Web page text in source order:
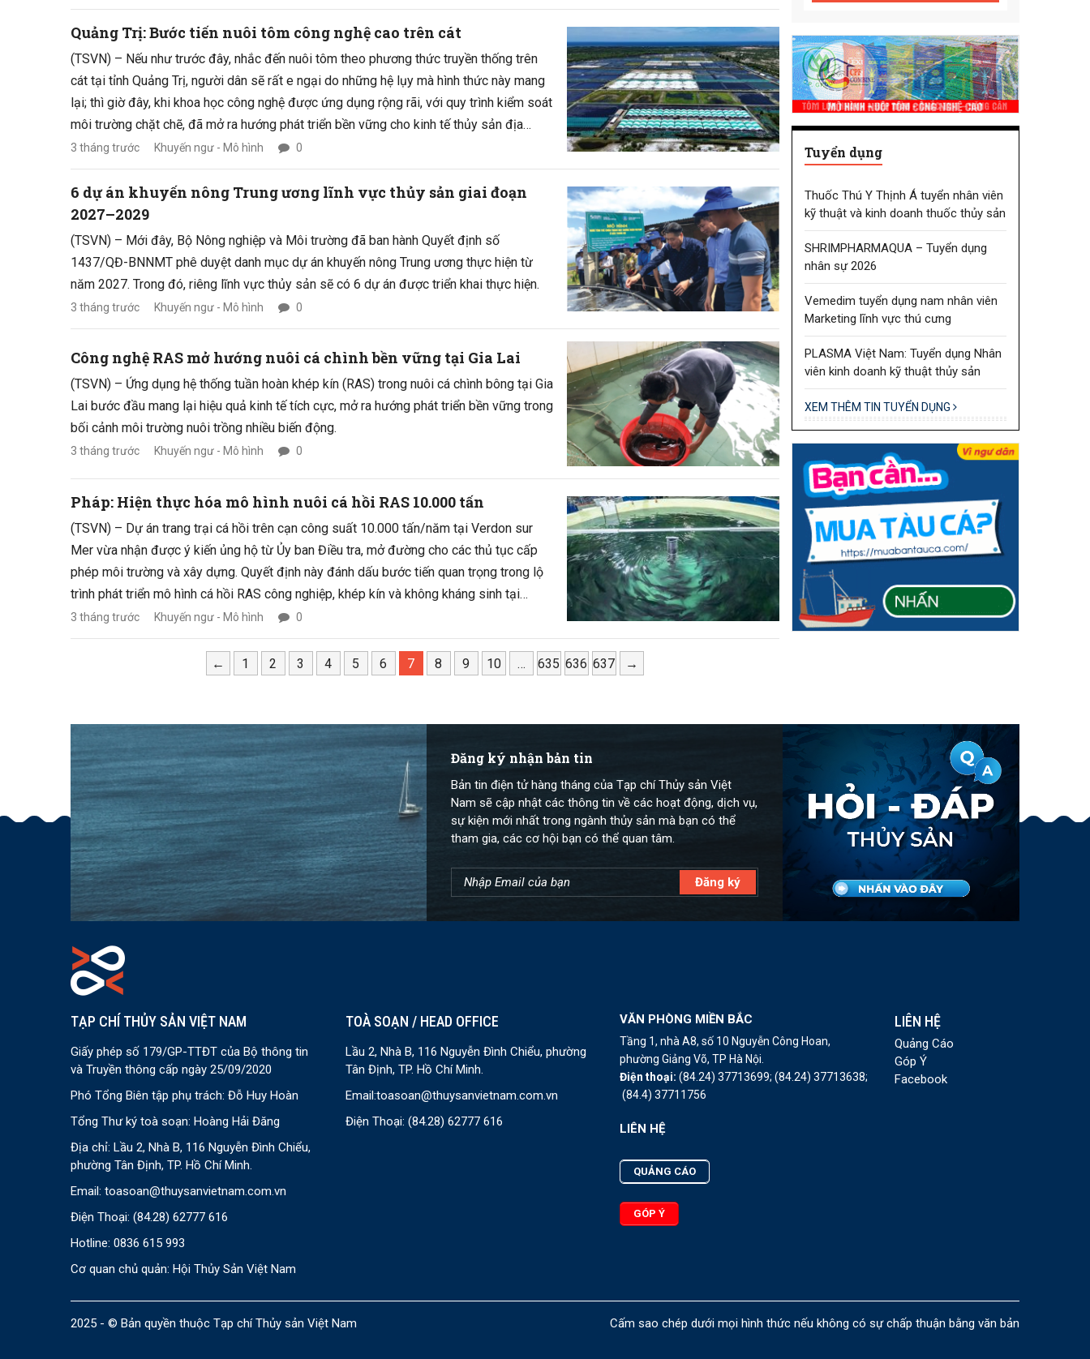
Quảng Trị: Bước tiến nuôi tôm công nghệ cao trên cát
(TSVN) – Nếu như trước đây, nhắc đến nuôi tôm theo phương thức truyền thống trên
cát tại tỉnh Quảng Trị, người dân sẽ rất e ngại do những hệ lụy mà hình thức này mang
lại; thì giờ đây, khi khoa học công nghệ được ứng dụng rộng rãi, với quy trình kiểm soát
môi trường chặt chẽ, đã mở ra hướng phát triển bền vững cho kinh tế thủy sản địa
phương.
3 tháng trước Khuyến ngư - Mô hình 0
6 dự án khuyến nông Trung ương lĩnh vực thủy sản giai đoạn
2027–2029
(TSVN) – Mới đây, Bộ Nông nghiệp và Môi trường đã ban hành Quyết định số
1437/QĐ-BNNMT phê duyệt danh mục dự án khuyến nông Trung ương thực hiện từ
năm 2027. Trong đó, riêng lĩnh vực thủy sản sẽ có 6 dự án được triển khai thực hiện.
3 tháng trước Khuyến ngư - Mô hình 0
Công nghệ RAS mở hướng nuôi cá chình bền vững tại Gia Lai
(TSVN) – Ứng dụng hệ thống tuần hoàn khép kín (RAS) trong nuôi cá chình bông tại Gia
Lai bước đầu mang lại hiệu quả kinh tế tích cực, mở ra hướng phát triển bền vững trong
bối cảnh môi trường nuôi trồng nhiều biến động.
3 tháng trước Khuyến ngư - Mô hình 0
Pháp: Hiện thực hóa mô hình nuôi cá hồi RAS 10.000 tấn
(TSVN) – Dự án trang trại cá hồi trên cạn công suất 10.000 tấn/năm tại Verdon sur
Mer vừa nhận được ý kiến ủng hộ từ Ủy ban Điều tra, mở đường cho các thủ tục cấp
phép môi trường và xây dựng. Quyết định này đánh dấu bước tiến quan trọng trong lộ
trình phát triển mô hình cá hồi RAS công nghiệp, khép kín và không kháng sinh tại
Pháp.
3 tháng trước Khuyến ngư - Mô hình 0
← 1 2 3 4 5 6 7 8 9 10 … 635 636 637 →
Tuyển dụng
Thuốc Thú Y Thịnh Á tuyển nhân viên
kỹ thuật và kinh doanh thuốc thủy sản
SHRIMPHARMAQUA – Tuyển dụng
nhân sự 2026
Vemedim tuyển dụng nam nhân viên
Marketing lĩnh vực thú cưng
PLASMA Việt Nam: Tuyển dụng Nhân
viên kinh doanh kỹ thuật thủy sản
XEM THÊM TIN TUYỂN DỤNG
Đăng ký nhận bản tin
Bản tin điện tử hàng tháng của Tạp chí Thủy sản Việt
Nam sẽ cập nhật các thông tin về các hoạt động, dịch vụ,
sự kiện mới nhất trong ngành thủy sản mà bạn có thể
tham gia, các cơ hội bạn có thể quan tâm.
TẠP CHÍ THỦY SẢN VIỆT NAM
Giấy phép số 179/GP-TTĐT của Bộ thông tin
và Truyền thông cấp ngày 25/09/2020
Phó Tổng Biên tập phụ trách: Đỗ Huy Hoàn
Tổng Thư ký toà soạn: Hoàng Hải Đăng
Địa chỉ: Lầu 2, Nhà B, 116 Nguyễn Đình Chiểu,
phường Tân Định, TP. Hồ Chí Minh.
Email: toasoan@thuysanvietnam.com.vn
Điện Thoại: (84.28) 62777 616
Hotline: 0836 615 993
Cơ quan chủ quản: Hội Thủy Sản Việt Nam
TOÀ SOẠN / HEAD OFFICE
Lầu 2, Nhà B, 116 Nguyễn Đình Chiểu, phường
Tân Định, TP. Hồ Chí Minh.
Email:toasoan@thuysanvietnam.com.vn
Điện Thoại: (84.28) 62777 616
VĂN PHÒNG MIỀN BẮC
Tầng 1, nhà A8, số 10 Nguyễn Công Hoan,
phường Giảng Võ, TP Hà Nội.
Điện thoại:(84.24) 37713699;(84.24) 37713638;
(84.4) 37711756
LIÊN HỆ
QUẢNG CÁO
GÓP Ý
LIÊN HỆ
Quảng Cáo
Góp Ý
Facebook
2025 - © Bản quyền thuộc Tạp chí Thủy sản Việt Nam Cấm sao chép dưới mọi hình thức nếu không có sự chấp thuận bằng văn bản